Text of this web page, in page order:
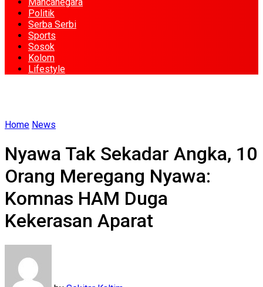
Politik
Serba Serbi
Sports
Sosok
Kolom
Lifestyle
Home News
Nyawa Tak Sekadar Angka, 10
Orang Meregang Nyawa:
Komnas HAM Duga
Kekerasan Aparat